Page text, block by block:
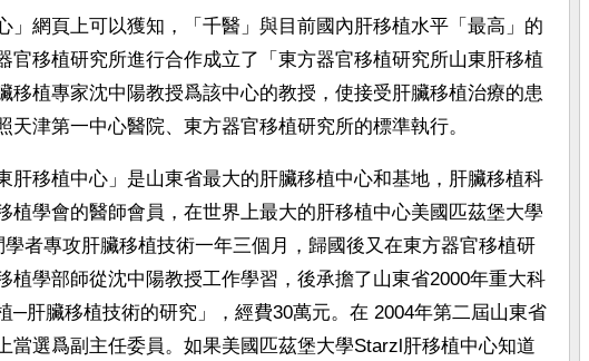
」網頁上可以獲知，「千醫」與目前國內肝移植水平「最高」的
官移植研究所進行合作成立了「東方器官移植研究所山東肝移植
移植專家沈中陽教授爲該中心的教授，使接受肝臟移植治療的患
天津第一中心醫院、東方器官移植研究所的標準執行。
肝移植中心」是山東省最大的肝臟移植中心和基地，肝臟移植科
植學會的醫師會員，在世界上最大的肝移植中心美國匹茲堡大學
者專攻肝臟移植技術一年三個月，歸國後又在東方器官移植研
植學部師從沈中陽教授工作學習，後承擔了山東省2000年重大科
─肝臟移植技術的研究」，經費30萬元。在 2004年第二屆山東省
當選爲副主任委員。如果美國匹茲堡大學Starzl肝移植中心知道